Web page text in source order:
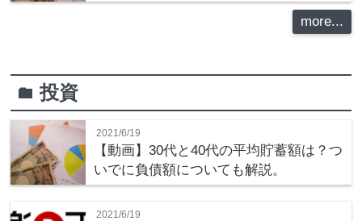
more...
folder投資
2021/6/19
【動画】30代と40代の平均貯蓄額は？つ
いでに負債額についても解説。
2021/6/19